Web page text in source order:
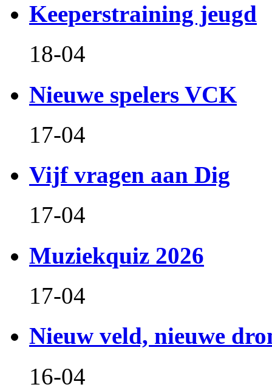
Keeperstraining jeugd
18-04
Nieuwe spelers VCK
17-04
Vijf vragen aan Dig
17-04
Muziekquiz 2026
17-04
Nieuw veld, nieuwe
16-04